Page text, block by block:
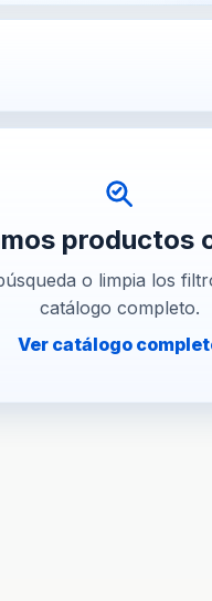
productos
o limpia los
catálogo completo.
Ver catálogo